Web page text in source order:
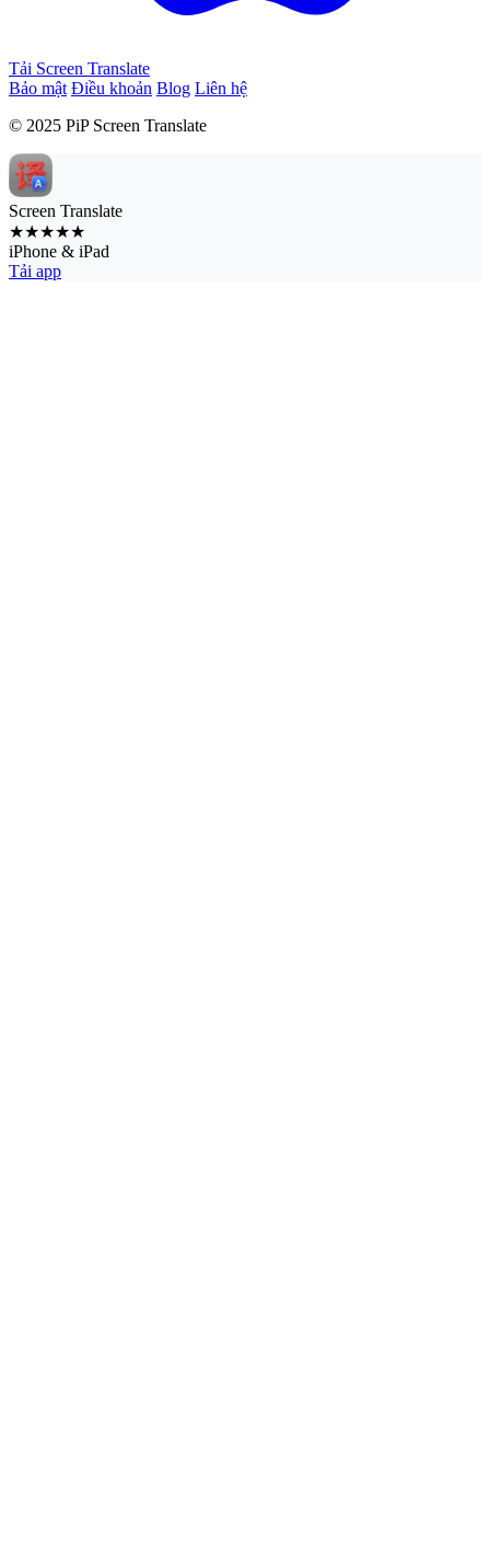
Tải Screen Translate
Bảo mật Điều khoản Blog Liên hệ
© 2025 PiP Screen Translate
Screen Translate
★★★★★
iPhone & iPad
Tải app